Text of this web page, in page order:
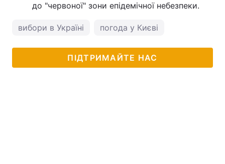
до "червоної" зони епідемічної небезпеки.
вибори в Україні погода у Києві
ПІДТРИМАЙТЕ НАС